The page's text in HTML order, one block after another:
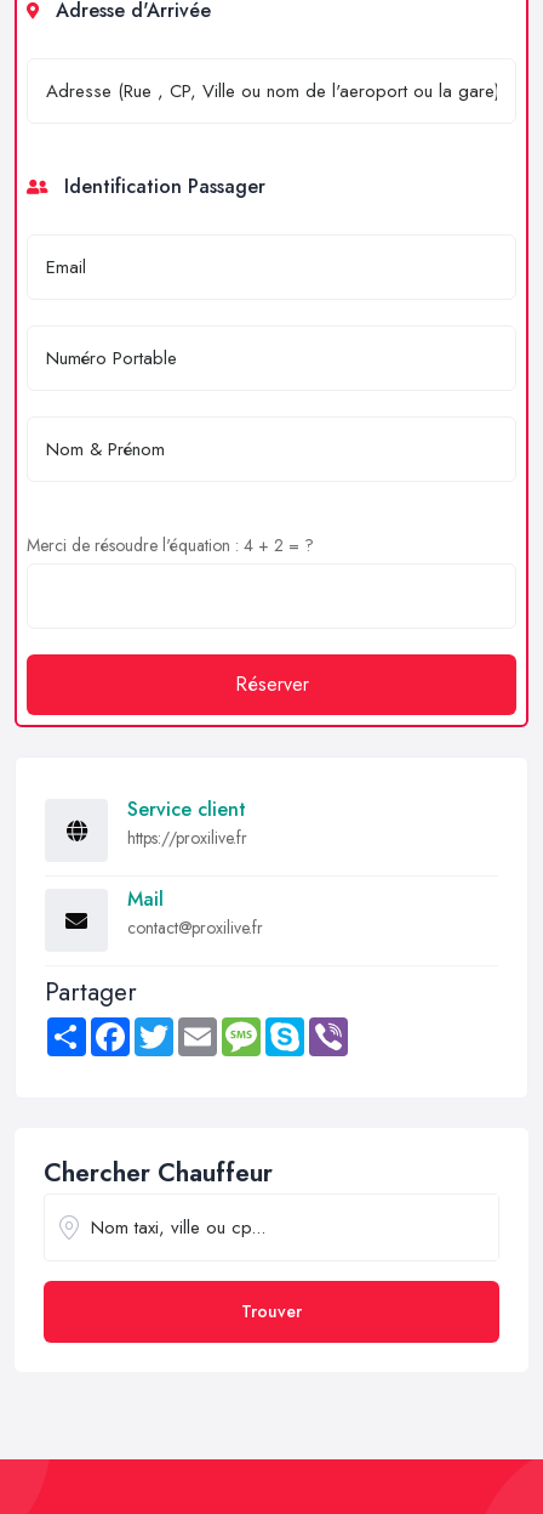
Adresse d'Arrivée
Identification Passager
Merci de résoudre l'équation : 4 + 2 = ?
Réserver
Service client
https://proxilive.fr
Mail
contact@proxilive.fr
Partager
Share FacebookTwitter Email MessageSkype
Chercher Chauffeur
Trouver